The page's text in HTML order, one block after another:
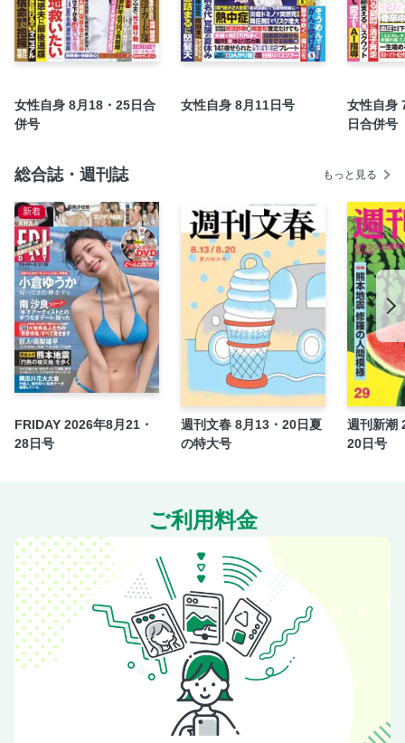
が生きる力に」
感染者は昨年同時期の20倍に—インフル最新予防策は「紅茶
ソーダ」
1日45分 いつもの家事が認知症を防ぐ！
高市早苗首相生んだ奈良県は年収比貯蓄全国1位だった！
驚くほど当たる！ 年末の豪華懸賞（秘）術 大公開ライブ
読者の誌上投稿 「THE賛否両論」
今週のあなたを開く本
年末に急増 詐欺・窃盗最新手口12 徹底防衛マニュアル
お知らせ（女性自身）
ハマると癖に♪ エンタメ沼Weekly
ドジっぺやっちゃんに学ぶ“老後を楽しむ秘訣”
チャッピーに聞いた「高血圧予防レシピ」が優秀だった！
みきママ直伝「麻辣湯」冷え解消レシピ
「マスクで目が乾く」 対策は1日1分「きつね目」運動
あなたに忍び寄る「パーキンソン病」魔の手
秋篠宮さま 「それでも結婚認めない」会見で選んだ“皇嗣の
面子”
読者アンケートに答えてGET！
全国ご当地グルメ福袋17
本音の口コミだけで選ぶ最強ベストコスメ36
マンガ 「パンダのガドゥ」 Mr Tan
2025秋ドラマ座談会 古くて新しい家族ドラマにウルッ
女性自身 8月18・25日合
併号
女性自身 8月11日号
女性自身
日合併号
総合誌・週刊誌 もっと見る
新着
FRIDAY 2026年8月21・
28日号
週刊文春 8月13・20日夏
の特大号
週刊新潮
20日号
ご利用料金